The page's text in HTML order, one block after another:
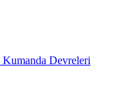
Kumanda Devreleri